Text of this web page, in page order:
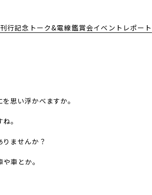
行記念トーク&電線鑑賞会イベントレポート
思い浮かべますか。
。
ませんか？
車とか。